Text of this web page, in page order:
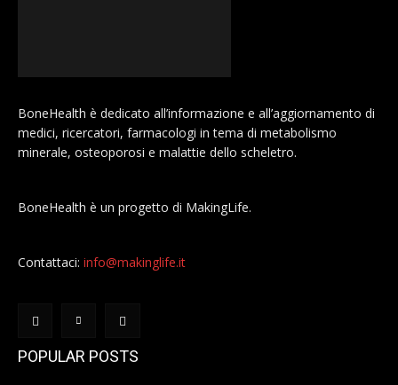
BoneHealth è dedicato all’informazione e all’aggiornamento di
medici, ricercatori, farmacologi in tema di metabolismo
minerale, osteoporosi e malattie dello scheletro.
BoneHealth è un progetto di MakingLife.
Contattaci: info@makinglife.it
POPULAR POSTS